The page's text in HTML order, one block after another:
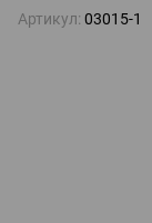
Артикул: 03015-1